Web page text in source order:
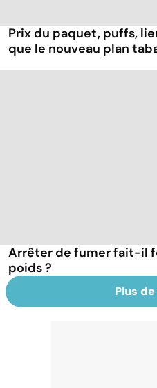
Prix du paquet, puffs,
que le nouveau plan
Arrêter de fumer fait-il
poids ?
Plus